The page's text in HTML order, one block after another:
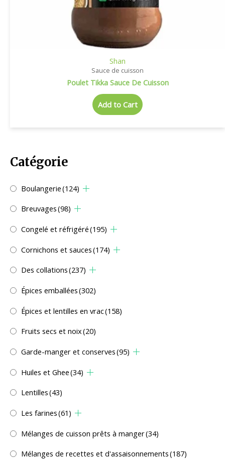
Catégorie
Boulangerie(124)
Breuvages(98)
Congelé et réfrigéré(195)
Cornichons et sauces(174)
Des collations(237)
Épices emballées(302)
Épices et lentilles en vrac(158)
Fruits secs et noix(20)
Garde-manger et conserves(95)
Huiles et Ghee(34)
Lentilles(43)
Les farines(61)
Mélanges de cuisson prêts à manger(34)
Mélanges de recettes et d'assaisonnements(187)
Shan
Sauce de cuisson
Poulet Tikka Sauce De Cuisson
Add to Cart